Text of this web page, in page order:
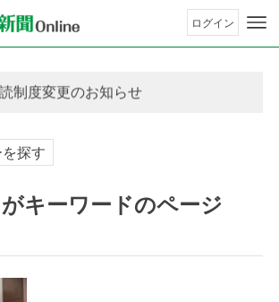
ログイン
制度変更のお知らせ
宅新聞 無料会員の皆様へ閲覧本数変更
宅新聞 無料会員の皆様へ閲覧本数変更
探す
がキーワードのページ